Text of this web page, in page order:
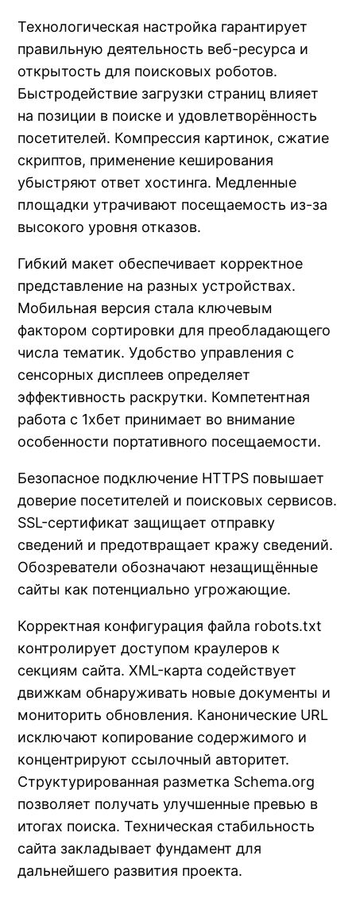
Технологическая настройка гарантирует
правильную деятельность веб-ресурса и
открытость для поисковых роботов.
Быстродействие загрузки страниц влияет
на позиции в поиске и удовлетворённость
посетителей. Компрессия картинок, сжатие
скриптов, применение кеширования
убыстряют ответ хостинга. Медленные
площадки утрачивают посещаемость из-за
высокого уровня отказов.
Гибкий макет обеспечивает корректное
представление на разных устройствах.
Мобильная версия стала ключевым
фактором сортировки для преобладающего
числа тематик. Удобство управления с
сенсорных дисплеев определяет
эффективность раскрутки. Компетентная
работа с 1хбет принимает во внимание
особенности портативного посещаемости.
Безопасное подключение HTTPS повышает
доверие посетителей и поисковых сервисов.
SSL-сертификат защищает отправку
сведений и предотвращает кражу сведений.
Обозреватели обозначают незащищённые
сайты как потенциально угрожающие.
Корректная конфигурация файла robots.txt
контролирует доступом краулеров к
секциям сайта. XML-карта содействует
движкам обнаруживать новые документы и
мониторить обновления. Канонические URL
исключают копирование содержимого и
концентрируют ссылочный авторитет.
Структурированная разметка Schema.org
позволяет получать улучшенные превью в
итогах поиска. Техническая стабильность
сайта закладывает фундамент для
дальнейшего развития проекта.